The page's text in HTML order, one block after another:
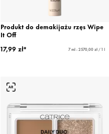
Produkt do demakijażu rzęs Wipe
It Off
17,99 zł*
7 ml - 2570,00 zł / 1 l